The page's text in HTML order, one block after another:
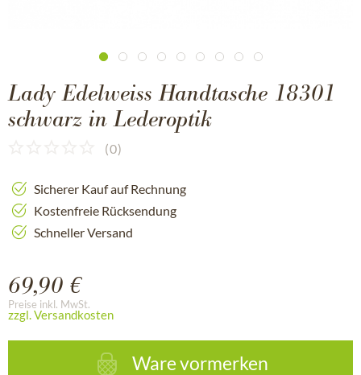
Lady Edelweiss Handtasche 18301
schwarz in Lederoptik
(0)
Sicherer Kauf auf Rechnung
Kostenfreie Rücksendung
Schneller Versand
69,90 €
Preise inkl. MwSt.
zzgl. Versandkosten
Ware vormerken